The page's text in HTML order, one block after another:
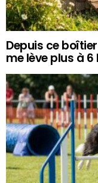
Depuis ce
me lève plus à